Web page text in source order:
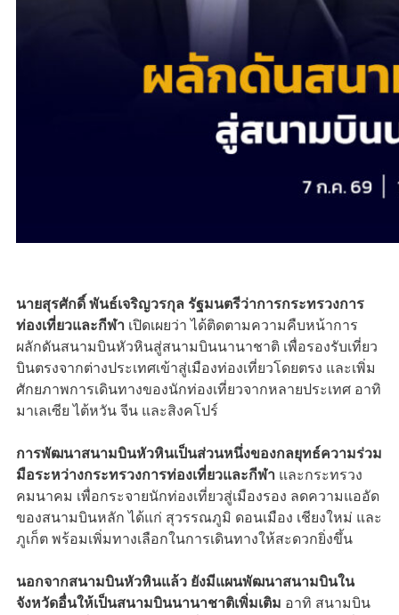
นายสุรศักดิ์ พันธ์เจริญวรกุล รัฐมนตรีว่าการกระทรวงการ
ท่องเที่ยวและกีฬา เปิดเผยว่า ได้ติดตามความคืบหน้าการ
ผลักดันสนามบินหัวหินสู่สนามบินนานาชาติ เพื่อรองรับเที่ยว
บินตรงจากต่างประเทศเข้าสู่เมืองท่องเที่ยวโดยตรง และเพิ่ม
ศักยภาพการเดินทางของนักท่องเที่ยวจากหลายประเทศ อาทิ
มาเลเซีย ไต้หวัน จีน และสิงคโปร์
การพัฒนาสนามบินหัวหินเป็นส่วนหนึ่งของกลยุทธ์ความร่วม
มือระหว่างกระทรวงการท่องเที่ยวและกีฬา และกระทรวง
คมนาคม เพื่อกระจายนักท่องเที่ยวสู่เมืองรอง ลดความแออัด
ของสนามบินหลัก ได้แก่ สุวรรณภูมิ ดอนเมือง เชียงใหม่ และ
ภูเก็ต พร้อมเพิ่มทางเลือกในการเดินทางให้สะดวกยิ่งขึ้น
นอกจากสนามบินหัวหินแล้ว ยังมีแผนพัฒนาสนามบินใน
จังหวัดอื่นให้เป็นสนามบินนานาชาติเพิ่มเติม อาทิ สนามบิน